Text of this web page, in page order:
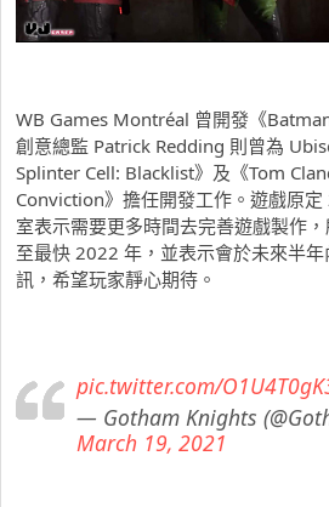
WB Games Montréal 曾開發《
創意總監 Patrick Redding 則曾為
Splinter Cell: Blacklist》及《Tom
Conviction》擔任開發工作。遊戲原
室表示需要更多時間去完善遊戲製作
至最快 2022 年，並表示會於未來半
訊，希望玩家靜心期待。
pic.twitter.com/
— Gotham Knights
March 19, 2021